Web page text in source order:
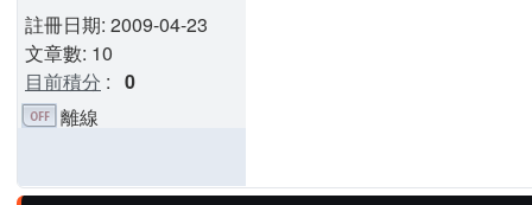
註冊日期: 2009-04-23
文章數: 10
目前積分 : 0
離線